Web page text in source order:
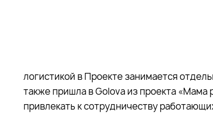
логистикой в Проекте занимается
также пришла в Golova из проекта
привлекать к сотрудничеству